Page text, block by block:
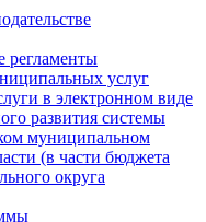
регламенты
услуг
в электронном виде
развития системы
муниципальном
(в части бюджета
округа